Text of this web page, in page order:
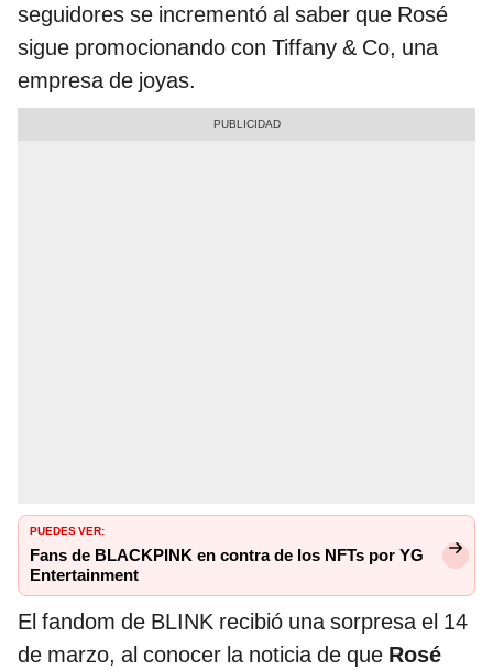
seguidores se incrementó al saber que Rosé
sigue promocionando con Tiffany & Co, una
empresa de joyas.
PUEDES VER:
Fans de BLACKPINK en contra de los NFTs por YG
Entertainment
El fandom de BLINK recibió una sorpresa el 14
de marzo, al conocer la noticia de que Rosé